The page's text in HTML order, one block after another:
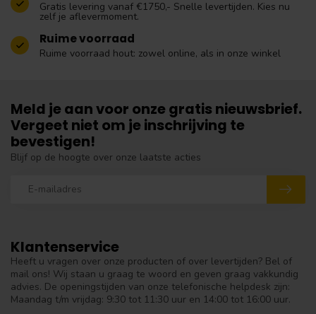
Gratis levering vanaf €1750,- Snelle levertijden. Kies nu
zelf je aflevermoment.
Ruime voorraad
Ruime voorraad hout: zowel online, als in onze winkel
Klantenservice
Heeft u vragen over onze producten of over levertijden? Bel of
mail ons! Wij staan u graag te woord en geven graag vakkundig
advies. De openingstijden van onze telefonische helpdesk zijn:
Maandag t/m vrijdag: 9:30 tot 11:30 uur en 14:00 tot 16:00 uur.
Meld je aan voor onze gratis nieuwsbrief.
Vergeet niet om je inschrijving te
bevestigen!
Blijf op de hoogte over onze laatste acties